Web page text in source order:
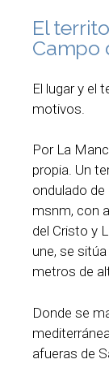
El
Campo
El lugar y el
motivos.
Por La
propia. Un
ondulado
msnm, con
del Cristo y
une, se
metros de
Donde se
afueras de